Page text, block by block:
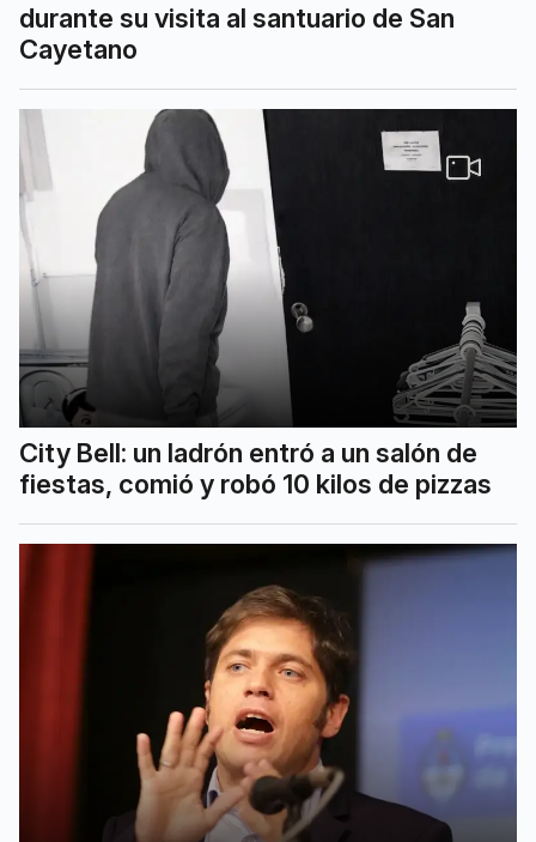
durante su visita al santuario de San
Cayetano
City Bell: un ladrón entró a un salón de
fiestas, comió y robó 10 kilos de pizzas